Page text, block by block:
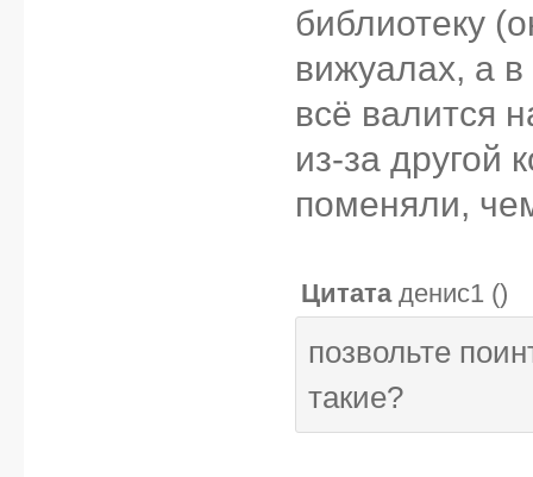
библиотеку
вижуалах, а
всё валится
из-за другой
поменяли,
Цитата денис1 ()
позвольте
такие?